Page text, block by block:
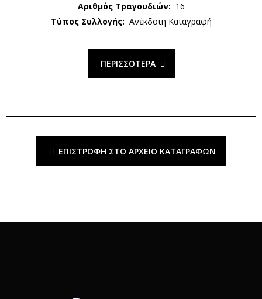
Αριθμός Τραγουδιών: 16
Τύπος Συλλογής: Ανέκδοτη Καταγραφή
ΠΕΡΙΣΣΌΤΕΡΑ
ΕΠΙΣΤΡΟΦΉ ΣΤΟ ΑΡΧΕΊΟ ΚΑΤΑΓΡΑΦΏΝ